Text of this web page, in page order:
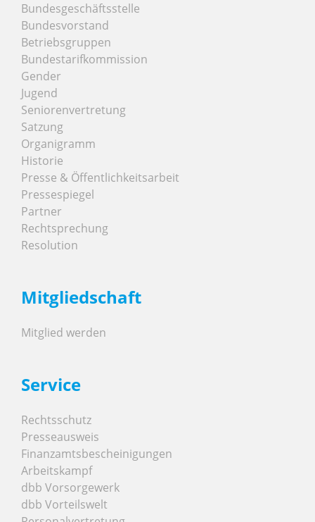
Bundesgeschäftsstelle
Bundesvorstand
Betriebsgruppen
Bundestarifkommission
Gender
Jugend
Seniorenvertretung
Satzung
Organigramm
Historie
Presse & Öffentlichkeitsarbeit
Pressespiegel
Partner
Rechtsprechung
Resolution
Mitgliedschaft
Mitglied werden
Service
Rechtsschutz
Presseausweis
Finanzamtsbescheinigungen
Arbeitskampf
dbb Vorsorgewerk
dbb Vorteilswelt